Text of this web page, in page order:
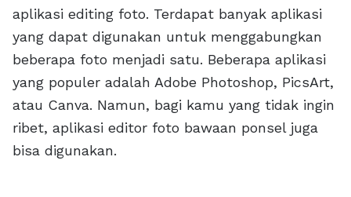
aplikasi editing foto. Terdapat banyak aplikasi
yang dapat digunakan untuk menggabungkan
beberapa foto menjadi satu. Beberapa aplikasi
yang populer adalah Adobe Photoshop, PicsArt,
atau Canva. Namun, bagi kamu yang tidak ingin
ribet, aplikasi editor foto bawaan ponsel juga
bisa digunakan.